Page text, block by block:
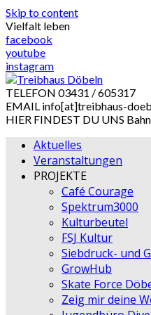
Skip to content
Vielfalt leben
facebook
youtube
instagram
TELEFON 03431 / 605317
EMAIL info[at]treibhaus-
HIER FINDEST DU UNS
Aktuelles
Veranstaltungen
PROJEKTE
Café Courage
Spektrum3000
Kulturbeutel
FSJ Kultur
Siebdruck- und
GrowHub
Skate Force
Zeig mir deine